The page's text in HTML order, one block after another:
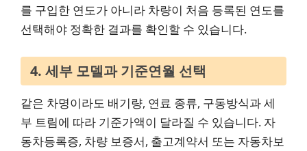
를 구입한 연도가 아니라 차량이 처음 등록된 연도를
선택해야 정확한 결과를 확인할 수 있습니다.
4. 세부 모델과 기준연월 선택
같은 차명이라도 배기량, 연료 종류, 구동방식과 세
부 트림에 따라 기준가액이 달라질 수 있습니다. 자
동차등록증, 차량 보증서, 출고계약서 또는 자동차보